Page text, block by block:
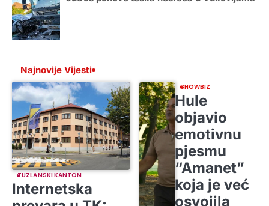
Najnovije Vijesti
TUZLANSKI KANTON
Internetska
SHOWBIZ
Hule
objavio
emotivnu
pjesmu
“Amanet”
koja je već
osvojila